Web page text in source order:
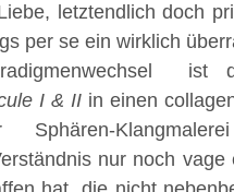
letztendlich doch
per se ein wirklich
ist
I & II in einen
Sphären-
nur noch